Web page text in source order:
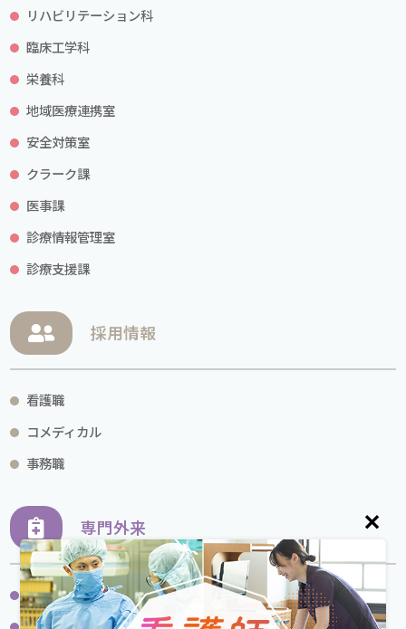
✕
リハビリテーション科
臨床工学科
栄養科
地域医療連携室
安全対策室
クラーク課
医事課
診療情報管理室
診療支援課
採用情報
看護職
コメディカル
事務職
専門外来
大動脈治療専門外来